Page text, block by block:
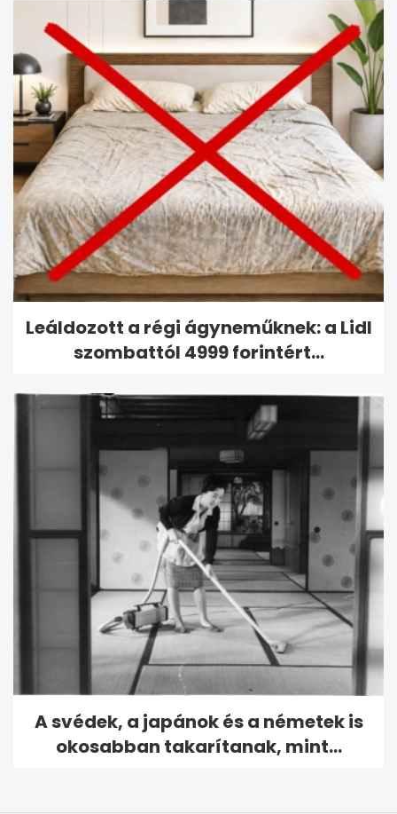
Leáldozott a régi ágyneműknek: a Lidl
szombattól 4999 forintért...
A svédek, a japánok és a németek is
okosabban takarítanak, mint...